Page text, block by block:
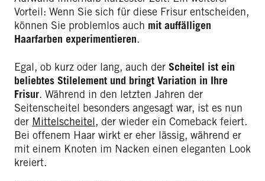
Vorteil: Wenn Sie sich für diese Frisur entscheiden,
können Sie problemlos auch mit auffälligen
Haarfarben experimentieren.
Egal, ob kurz oder lang, auch der Scheitel ist ein
beliebtes Stilelement und bringt Variation in Ihre
Frisur. Während in den letzten Jahren der
Seitenscheitel besonders angesagt war, ist es nun
der Mittelscheitel, der wieder ein Comeback feiert.
Bei offenem Haar wirkt er eher lässig, während er
mit einem Knoten im Nacken einen eleganten Look
kreiert.